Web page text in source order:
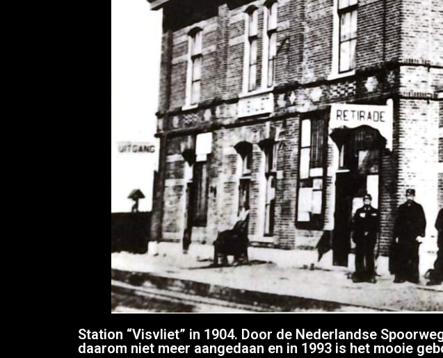
Station “Visvliet” in 1904. Door de Nederlandse
daarom niet meer aangedaan en in 1993 is het mooie